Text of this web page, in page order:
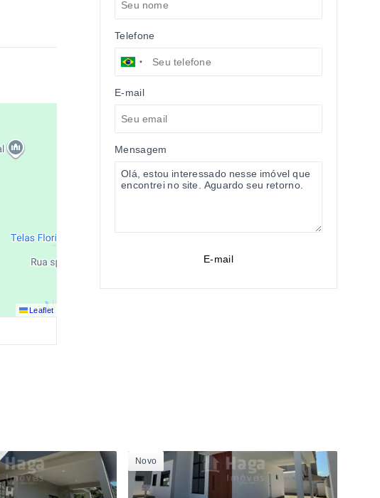
Leaflet
Telefone
E-mail
Mensagem
E-mail
Novo